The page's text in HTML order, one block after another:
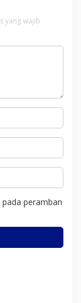
yang wajib
peramban